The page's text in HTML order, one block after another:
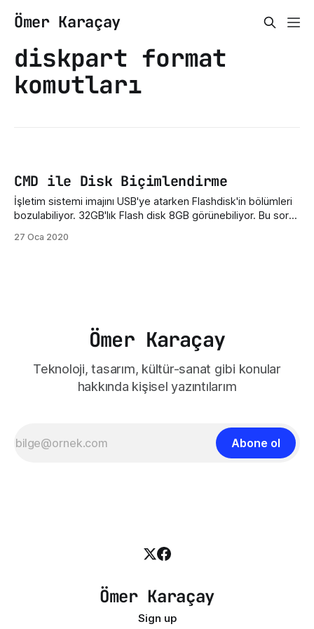
Ömer Karaçay
diskpart format
komutları
CMD ile Disk Biçimlendirme
İşletim sistemi imajını USB'ye atarken Flashdisk'in bölümleri
bozulabiliyor. 32GB'lık Flash disk 8GB görünebiliyor. Bu sorun
İstemini(CMD) açıyoruz. (Başlat'a basıp CMD diye arama
27 Oca 2020
Ömer Karaçay
Teknoloji, tasarım, kültür-sanat gibi konular
hakkında kişisel yazıntılarım
Abone ol
Ömer Karaçay
Sign up